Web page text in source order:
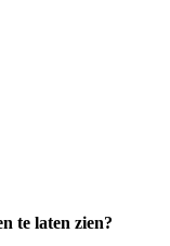
te laten zien?